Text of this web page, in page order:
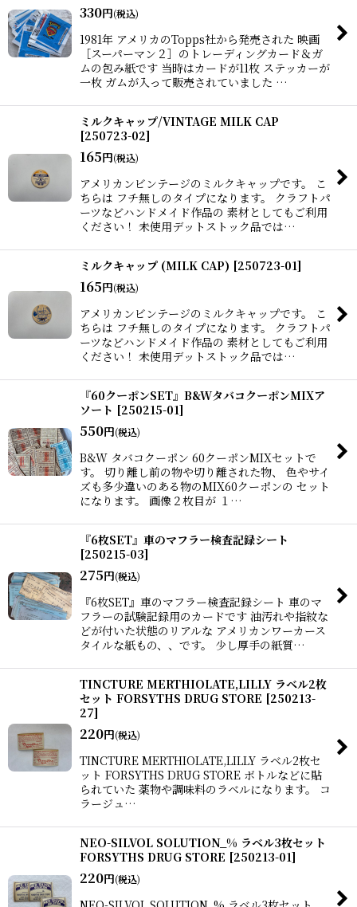
330円(税込)
1981年 アメリカのTopps社から発売された 映画
［スーパーマン２］のトレーディングカード＆ガ
ムの包み紙です 当時はカードが11枚 ステッカーが
一枚 ガムが入って販売されていました …
ミルクキャップ/VINTAGE MILK CAP
[250723-02]
165円(税込)
アメリカンビンテージのミルクキャップです。 こ
ちらは フチ無しのタイプになります。 クラフトパ
ーツなどハンドメイド作品の 素材としてもご利用
ください！ 未使用デットストック品では…
ミルクキャップ (MILK CAP) [250723-01]
165円(税込)
アメリカンビンテージのミルクキャップです。 こ
ちらは フチ無しのタイプになります。 クラフトパ
ーツなどハンドメイド作品の 素材としてもご利用
ください！ 未使用デットストック品では…
『60クーポンSET』B&WタバコクーポンMIXア
ソート [250215-01]
550円(税込)
B&W タバコクーポン 60クーポンMIXセットで
す。 切り離し前の物や切り離された物、 色やサイ
ズも多少違いのある物のMIX60クーポンの セット
になります。 画像２枚目が １…
『6枚SET』車のマフラー検査記録シート
[250215-03]
275円(税込)
『6枚SET』車のマフラー検査記録シート 車のマ
フラーの試験記録用のカードです 油汚れや指紋な
どが付いた状態のリアルな アメリカンワーカース
タイルな紙もの、、です。 少し厚手の紙質…
TINCTURE MERTHIOLATE,LILLY ラベル2枚
セット FORSYTHS DRUG STORE [250213-
27]
220円(税込)
TINCTURE MERTHIOLATE,LILLY ラベル2枚セ
ット FORSYTHS DRUG STORE ボトルなどに貼
られていた 薬物や調味料のラベルになります。 コ
ラージュ…
NEO-SILVOL SOLUTION_% ラベル3枚セット
FORSYTHS DRUG STORE [250213-01]
220円(税込)